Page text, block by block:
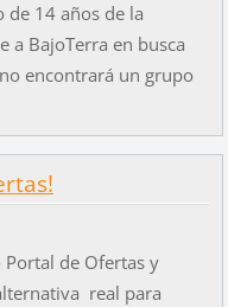
de 14 años de la
a BajoTerra en busca
encontrará un grupo
de Ofertas y
real para